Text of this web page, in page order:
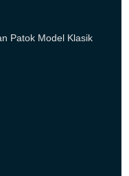
Patok Model Klasik